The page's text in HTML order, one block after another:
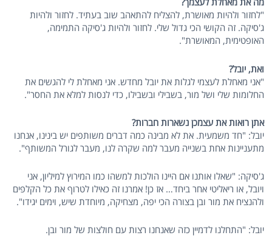
"לחזור ולהיות מאושרת, להצליח להתאהב שוב בעתיד. לחזור ולהיות
ג'סיקה. זה הקושי הכי גדול שלי. לחזור ולהיות ג'סיקה התמימה,
האופטימית, המאושרת".
ואת, יובל?
"אני מאחלת לעצמי לגלות את יובל מחדש. אני מאחלת לי להגשים את
החלומות שלי ושל מור, בשבילי ובשבילו, כדי לנסות למלא את החסר".
אתן רואות את עצמכן נשארות חברות?
יובל: "חד משמעית. את לא מבינה כמה דברים משותפים יש בינינו, אנחנו
מתעניינות אחת בשנייה מעבר למה שקרה לנו, מעבר לגורל המשותף".
ג'סיקה: "שאלו אותנו אם היינו הולכות למשהו כמו המירוץ למיליון, אני
ויובל, או ריאליטי אחר ביחד… אז כן! אמרנו זה כאילו לטרוף את כל הקלפים
ולהנציח את מור ובן בצורה הכי יפה, מצחיקה, מיוחדת שיש, וימים יגידו".
יובל: "התחלנו לדמיין כזה שאנחנו רצות עם חולצות של מור ובן.